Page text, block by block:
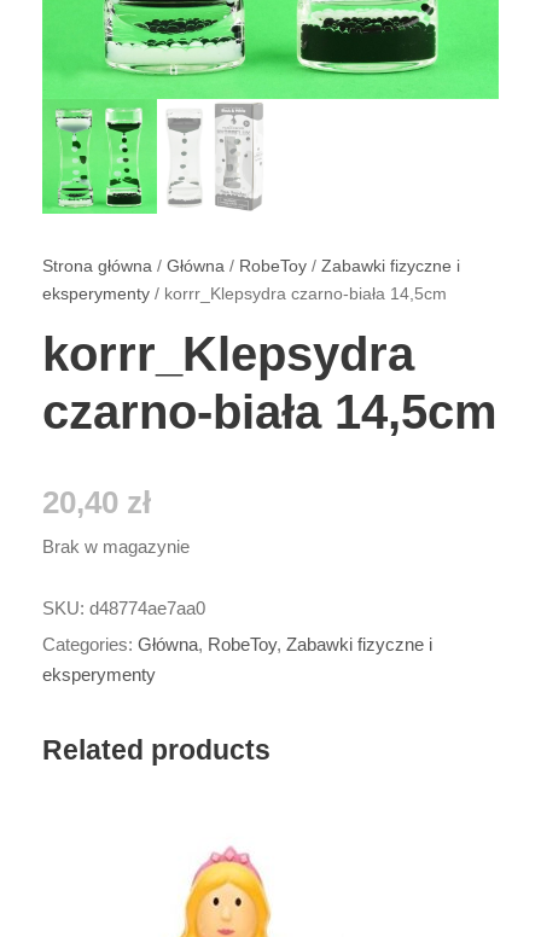
Strona główna / Główna / RobeToy / Zabawki fizyczne i
eksperymenty / korrr_Klepsydra czarno-biała 14,5cm
korrr_Klepsydra
czarno-biała 14,5cm
20,40 zł
Brak w magazynie
SKU: d48774ae7aa0
Categories: Główna, RobeToy, Zabawki fizyczne i
eksperymenty
Related products